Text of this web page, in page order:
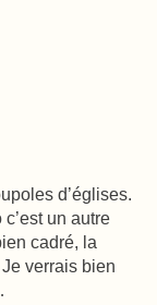
d’églises.
un autre
cadré, la
verrais bien